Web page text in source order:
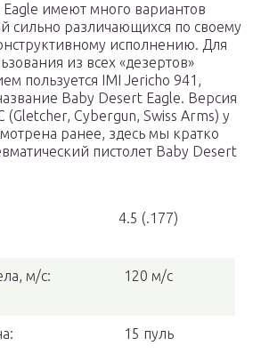
имеют много вариантов
сильно различающихся по своему
исполнению. Для
из всех «дезертов»
пользуется IMI Jericho 941,
Baby Desert Eagle. Версия
(Gletcher, Cybergun, Swiss Arms) у
ранее, здесь мы кратко
пистолет Baby Desert
4.5 (.177)
м/с: 120 м/c
15 пуль